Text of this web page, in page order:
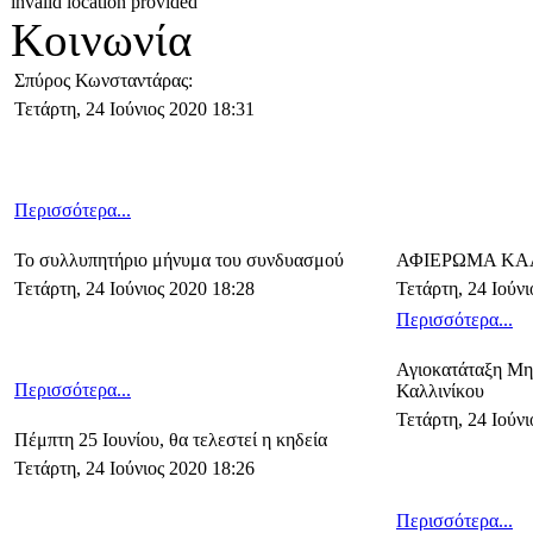
Κοινωνία
Σπύρος Κωνσταντάρας:
Τετάρτη, 24 Ιούνιος 2020 18:31
Περισσότερα...
Το συλλυπητήριο μήνυμα του συνδυασμού
Τετάρτη, 24 Ιούνιος 2020 18:28
Περισσότερα...
Πέμπτη 25 Ιουνίου, θα τελεστεί η κηδεία
Τετάρτη, 24 Ιούνιος 2020 18:26
ΑΦΙΕΡΩΜΑ
Τετάρτη, 24
Περισσότερα...
Αγιοκατάταξη
Καλλινίκου
Τετάρτη, 24
Περισσότερα...